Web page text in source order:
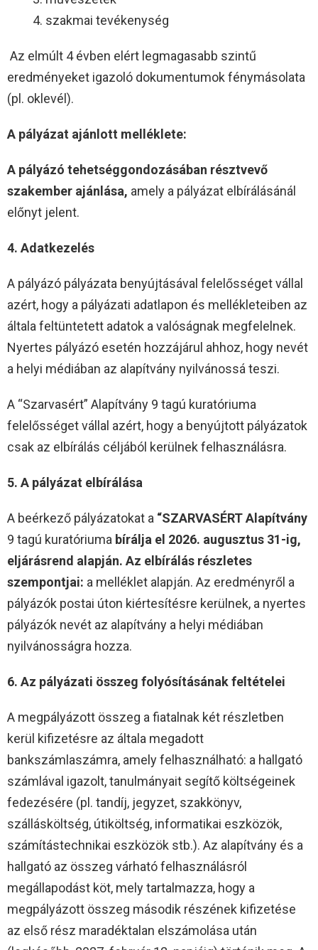
4. szakmai tevékenység
Az elmúlt 4 évben elért legmagasabb szintű
eredményeket igazoló dokumentumok fénymásolata
(pl. oklevél).
A pályázat ajánlott melléklete:
A pályázó tehetséggondozásában résztvevő
szakember ajánlása, amely a pályázat elbírálásánál
előnyt jelent.
4. Adatkezelés
A pályázó pályázata benyújtásával felelősséget vállal
azért, hogy a pályázati adatlapon és mellékleteiben az
általa feltüntetett adatok a valóságnak megfelelnek.
Nyertes pályázó esetén hozzájárul ahhoz, hogy nevét
a helyi médiában az alapítvány nyilvánossá teszi.
A “Szarvasért” Alapítvány 9 tagú kuratóriuma
felelősséget vállal azért, hogy a benyújtott pályázatok
csak az elbírálás céljából kerülnek felhasználásra.
5. A pályázat elbírálása
A beérkező pályázatokat a “SZARVASÉRT Alapítvány
9 tagú kuratóriuma bírálja el 2026. augusztus 31-ig,
eljárásrend alapján. Az elbírálás részletes
szempontjai: a melléklet alapján. Az eredményről a
pályázók postai úton kiértesítésre kerülnek, a nyertes
pályázók nevét az alapítvány a helyi médiában
nyilvánosságra hozza.
6. Az pályázati összeg folyósításának feltételei
A megpályázott összeg a fiatalnak két részletben
kerül kifizetésre az általa megadott
bankszámlaszámra, amely felhasználható: a hallgató
számlával igazolt, tanulmányait segítő költségeinek
fedezésére (pl. tandíj, jegyzet, szakkönyv,
szállásköltség, útiköltség, informatikai eszközök,
számítástechnikai eszközök stb.). Az alapítvány és a
hallgató az összeg várható felhasználásról
megállapodást köt, mely tartalmazza, hogy a
megpályázott összeg második részének kifizetése
az első rész maradéktalan elszámolása után